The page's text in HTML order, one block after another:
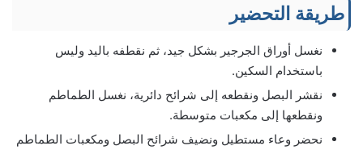
طريقة التحضير
نغسل أوراق الجرجير بشكل جيد، ثم نقطفه باليد وليس
باستخدام السكين.
نقشر البصل ونقطعه إلى شرائح دائرية، نغسل الطماطم
ونقطعها إلى مكعبات متوسطة.
نحضر وعاء مستطيل ونضيف شرائح البصل ومكعبات الطماطم